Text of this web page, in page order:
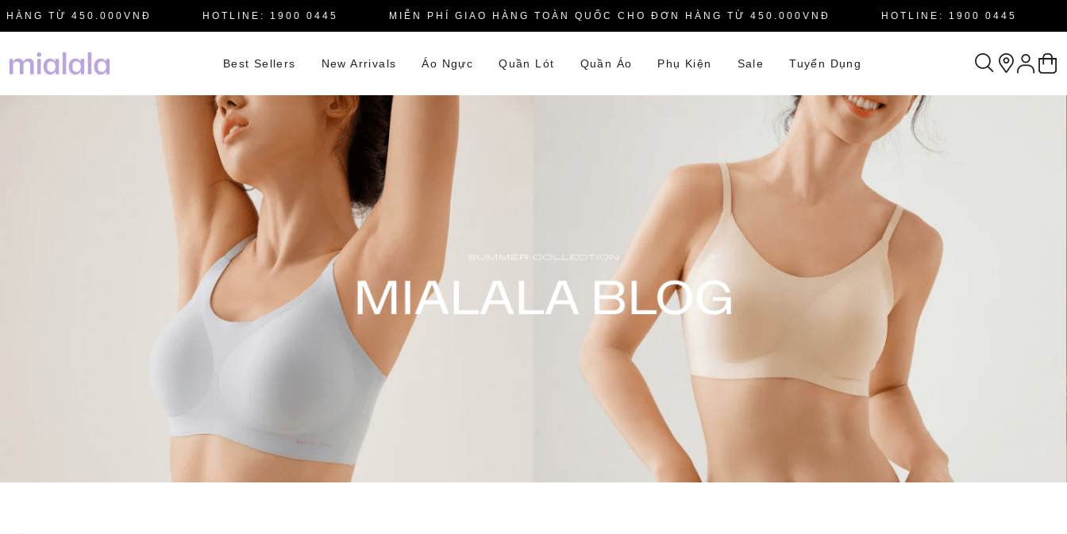
HOTLINE: 1900 0445 MIỄN PHÍ GIAO HÀNG TOÀN QUỐC CHO ĐƠN HÀNG TỪ 450.000VNĐ HOTLINE: 1900 0445 MIỄN PHÍ
Best Sellers New Arrivals Áo Ngực Quần Lót Quần Áo Phụ Kiện Sale Tuyển Dụng